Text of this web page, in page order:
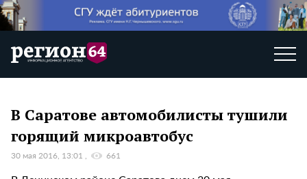
В Саратове автомобилисты тушили
горящий микроавтобус
30 мая 2016, 13:01 661